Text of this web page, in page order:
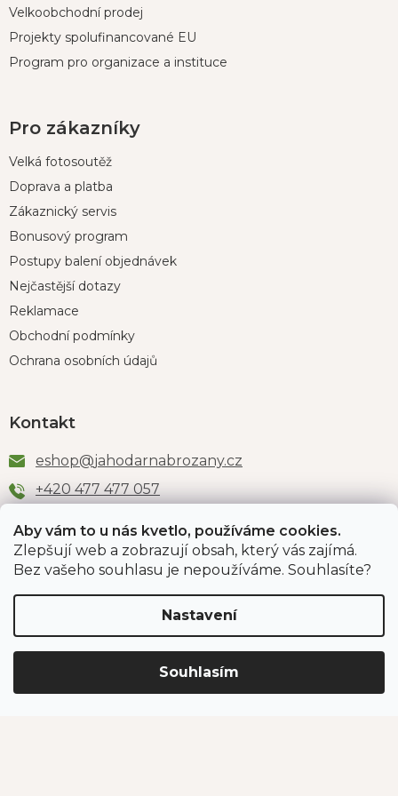
Aby vám to u nás kvetlo, používáme cookies.
Zlepšují web a zobrazují obsah, který vás zajímá.
Bez vašeho souhlasu je nepoužíváme. Souhlasíte?
Nastavení
Souhlasím
Velkoobchodní prodej
Projekty spolufinancované EU
Program pro organizace a instituce
Pro zákazníky
Velká fotosoutěž
Doprava a platba
Zákaznický servis
Bonusový program
Postupy balení objednávek
Nejčastější dotazy
Reklamace
Obchodní podmínky
Ochrana osobních údajů
Kontakt
eshop@jahodarnabrozany.cz
+420 477 477 057
Odběr newsletteru
PŘIHLÁSIT SE